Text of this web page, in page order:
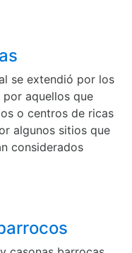
se extendió por los
aquellos que
o centros de ricas
algunos sitios que
considerados